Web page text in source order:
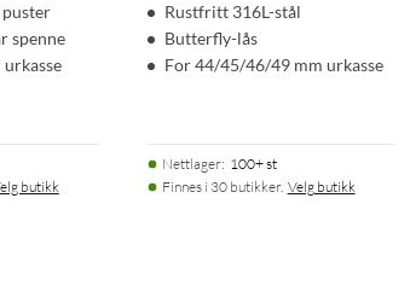
spenne
butikk
Rustfritt 316L-stål
Butterfly-lås
For 44/45/46/49 mm urkasse
Nettlager: 100+ st
Finnes i 30 butikker. Velg butikk